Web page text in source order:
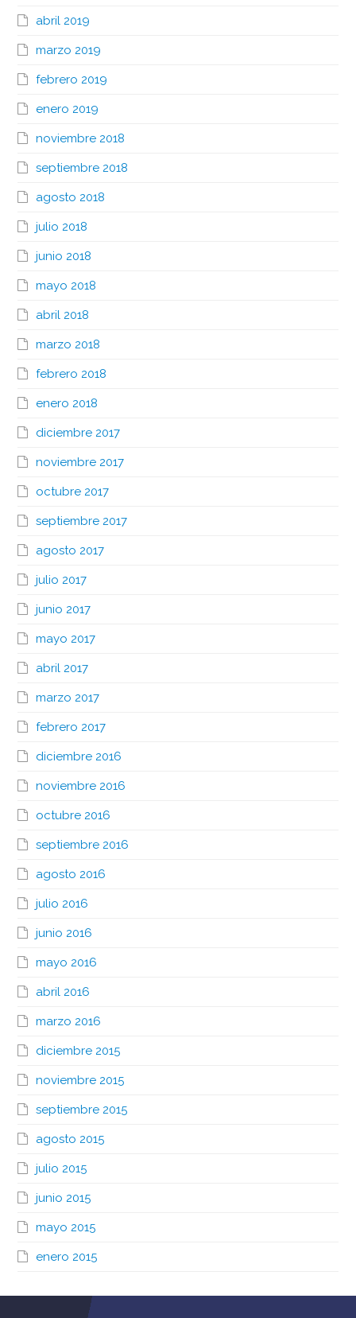
abril 2019
marzo 2019
febrero 2019
enero 2019
noviembre 2018
septiembre 2018
agosto 2018
julio 2018
junio 2018
mayo 2018
abril 2018
marzo 2018
febrero 2018
enero 2018
diciembre 2017
noviembre 2017
octubre 2017
septiembre 2017
agosto 2017
julio 2017
junio 2017
mayo 2017
abril 2017
marzo 2017
febrero 2017
diciembre 2016
noviembre 2016
octubre 2016
septiembre 2016
agosto 2016
julio 2016
junio 2016
mayo 2016
abril 2016
marzo 2016
diciembre 2015
noviembre 2015
septiembre 2015
agosto 2015
julio 2015
junio 2015
mayo 2015
enero 2015